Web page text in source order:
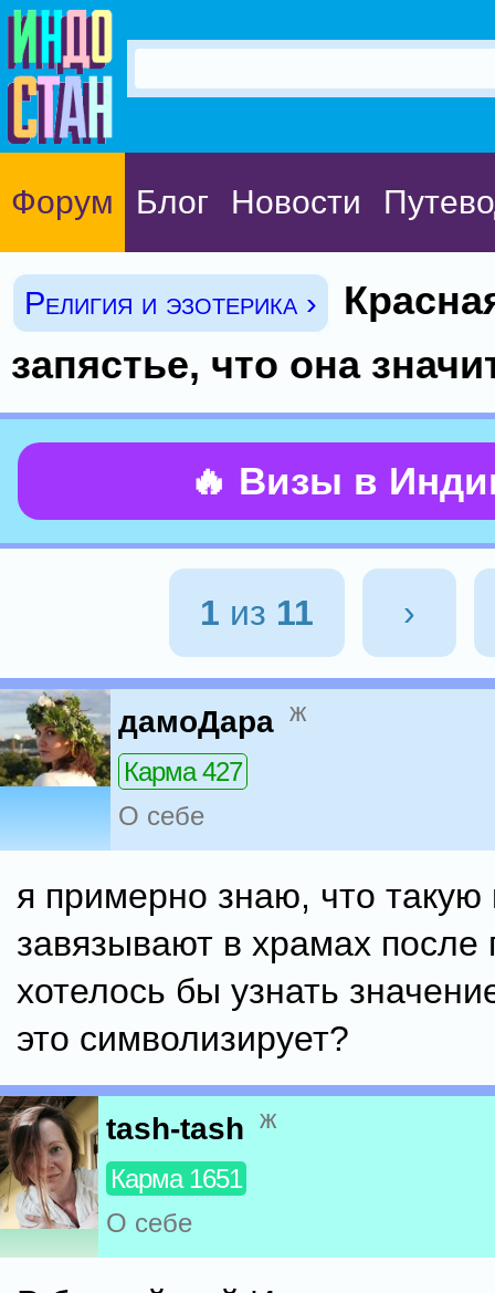
Форум Блог Новости
Религия и эзотерика ›
запястье, что она
🔥 Визы в
1 из 11 ›
дамоДара ж
Карма 427
О себе
я примерно знаю, что такую
завязывают в храмах после
хотелось бы узнать
это символизирует?
tash-tash ж
Карма 1651
О себе